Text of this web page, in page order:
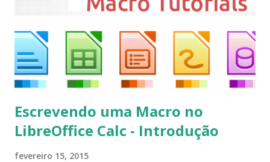
kodi Para remover, execute: $ sudo apt-get remove
Escrevendo uma Macro no
LibreOffice Calc - Introdução
fevereiro 15, 2015